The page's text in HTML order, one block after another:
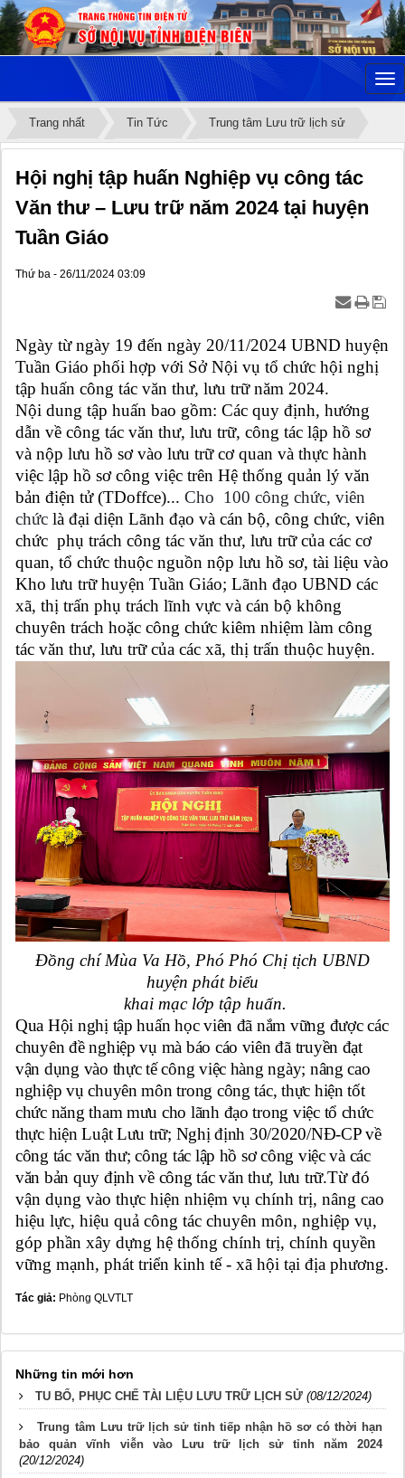
Trang nhất Tin Tức Trung tâm Lưu trữ lịch sử
Hội nghị tập huấn Nghiệp vụ công tác
Văn thư – Lưu trữ năm 2024 tại huyện
Tuần Giáo
Thứ ba - 26/11/2024 03:09
Ngày từ ngày 19 đến ngày 20/11/2024 UBND huyện
Tuần Giáo phối hợp với Sở Nội vụ tổ chức hội nghị
tập huấn công tác văn thư, lưu trữ năm 2024.
Nội dung tập huấn bao gồm: Các quy định, hướng
dẫn về công tác văn thư, lưu trữ, công tác lập hồ sơ
và nộp lưu hồ sơ vào lưu trữ cơ quan và thực hành
việc lập hồ sơ công việc trên Hệ thống quản lý văn
bản điện tử (TDoffce)... Cho 100 công chức, viên
chức là đại diện Lãnh đạo và cán bộ, công chức, viên
chức phụ trách công tác văn thư, lưu trữ của các cơ
quan, tổ chức thuộc nguồn nộp lưu hồ sơ, tài liệu vào
Kho lưu trữ huyện Tuần Giáo; Lãnh đạo UBND các
xã, thị trấn phụ trách lĩnh vực và cán bộ không
chuyên trách hoặc công chức kiêm nhiệm làm công
tác văn thư, lưu trữ của các xã, thị trấn thuộc huyện.
Đồng chí Mùa Va Hồ, Phó Phó Chị tịch UBND
huyện phát biểu
khai mạc lớp tập huấn.
Qua Hội nghị tập huấn học viên đã nắm vững đượccác
chuyên đề nghiệp vụ mà báo cáo viên đã truyền đạt
vận dụng vào thực tế công việc hàng ngày; nâng cao
nghiệp vụ chuyên môn trong công tác, thực hiện tốt
chức năng tham mưu cho lãnh đạo trong việc tổ chức
thực hiện Luật Lưu trữ; Nghị định 30/2020/NĐ-CP về
công tác văn thư; công tác lập hồ sơ công việc và các
văn bản quy định về công tác văn thư, lưu trữ.Từ đó
vận dụng vào thực hiện nhiệm vụ chính trị, nâng cao
hiệu lực, hiệu quả công tác chuyên môn, nghiệp vụ,
góp phần xây dựng hệ thống chính trị, chính quyền
vững mạnh, phát triển kinh tế - xã hội tại địa phương.
Tác giả: Phòng QLVTLT
Những tin mới hơn
TU BỔ, PHỤC CHẾ TÀI LIỆU LƯU TRỮ LỊCH SỬ (08/12/2024)
Trung tâm Lưu trữ lịch sử tỉnh tiếp nhận hồ sơ có thời hạn
bảo quản vĩnh viễn vào Lưu trữ lịch sử tỉnh năm 2024
(20/12/2024)